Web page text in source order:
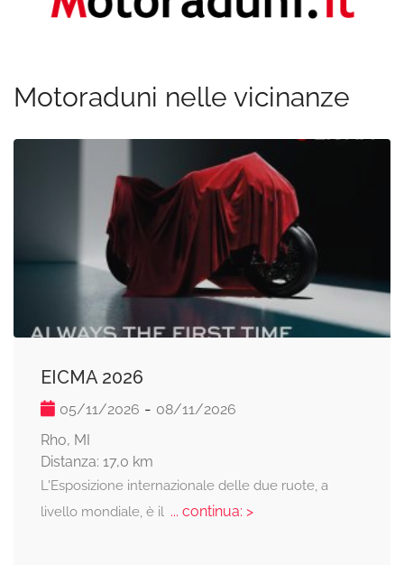
Motoraduni nelle vicinanze
EICMA 2026
05/11/2026 - 08/11/2026
Rho, MI
Distanza: 17,0 km
L'Esposizione internazionale delle due ruote, a
livello mondiale, è il... continua: >